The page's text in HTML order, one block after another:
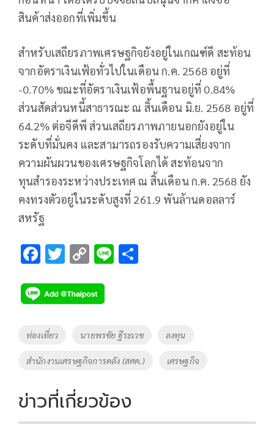
สินค้าส่งออกที่เพิ่มขึ้น
สำหรับเสถียรภาพเศรษฐกิจยังอยู่ในเกณฑ์ดี สะท้อน
จากอัตราเงินเฟ้อทั่วไปในเดือน ก.ค. 2568 อยู่ที่
-0.70% ขณะที่อัตราเงินเฟ้อพื้นฐานอยู่ที่ 0.84%
ส่วนสัดส่วนหนี้สาธารณะ ณ สิ้นเดือน มิ.ย. 2568 อยู่ที่
64.2% ต่อจีดีพี ส่วนเสถียรภาพภายนอกยังอยู่ใน
ระดับที่มั่นคง และสามารถรองรับความเสี่ยงจาก
ความผันผวนของเศรษฐกิจโลกได้ สะท้อนจาก
ทุนสำรองระหว่างประเทศ ณ สิ้นเดือน ก.ค. 2568 ยัง
คงทรงตัวอยู่ในระดับสูงที่ 261.9 พันล้านดอลลาร์
สหรัฐ
F
e
b
o
o
k
T
tt
er
C
p
y
Li
k
Li
Tags
ท่องเที่ยว นายพรชัย ฐีระเวช ลงทุน
สำนักงานเศรษฐกิจการคลัง (สศค.) เศรษฐกิจ
ข่าวที่เกี่ยวข้อง